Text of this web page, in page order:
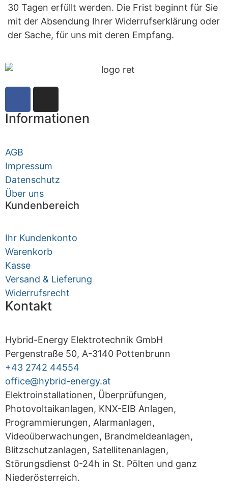
30 Tagen erfüllt werden. Die Frist beginnt für Sie
mit der Absendung Ihrer Widerrufserklärung oder
der Sache, für uns mit deren Empfang.
Informationen
AGB
Impressum
Datenschutz
Über uns
Kundenbereich
Ihr Kundenkonto
Warenkorb
Kasse
Versand & Lieferung
Widerrufsrecht
Kontakt
Hybrid-Energy Elektrotechnik GmbH
Pergenstraße 50, A-3140 Pottenbrunn
+43 2742 44554
office@hybrid-energy.at
Elektroinstallationen, Überprüfungen,
Photovoltaikanlagen, KNX-EIB Anlagen,
Programmierungen, Alarmanlagen,
Videoüberwachungen, Brandmeldeanlagen,
Blitzschutzanlagen, Satellitenanlagen,
Störungsdienst 0-24h in St. Pölten und ganz
Niederösterreich.